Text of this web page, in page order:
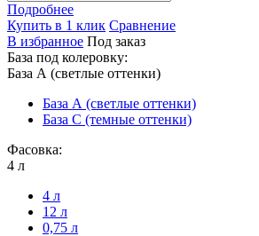
Подробнее
Купить в 1 клик Сравнение
В избранное Под заказ
База под колеровку:
База А (светлые оттенки)
База А (светлые оттенки)
База С (темные оттенки)
Фасовка:
4 л
4 л
12 л
0,75 л